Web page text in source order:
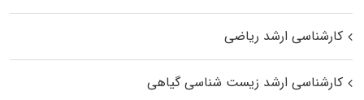
کارشناسی ارشد ریاضی
کارشناسی ارشد زیست‌ شناسی گیاهی